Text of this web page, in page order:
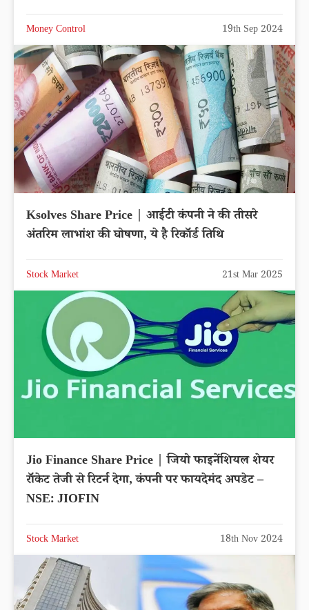
Money Control 19th Sep 2024
Ksolves Share Price | आईटी कंपनी ने की तीसरे
अंतरिम लाभांश की घोषणा, ये है रिकॉर्ड तिथि
Stock Market 21st Mar 2025
Jio Finance Share Price | जियो फाइनेंशियल शेयर
रॉकेट तेजी से रिटर्न देगा, कंपनी पर फायदेमंद अपडेट –
NSE: JIOFIN
Stock Market 18th Nov 2024